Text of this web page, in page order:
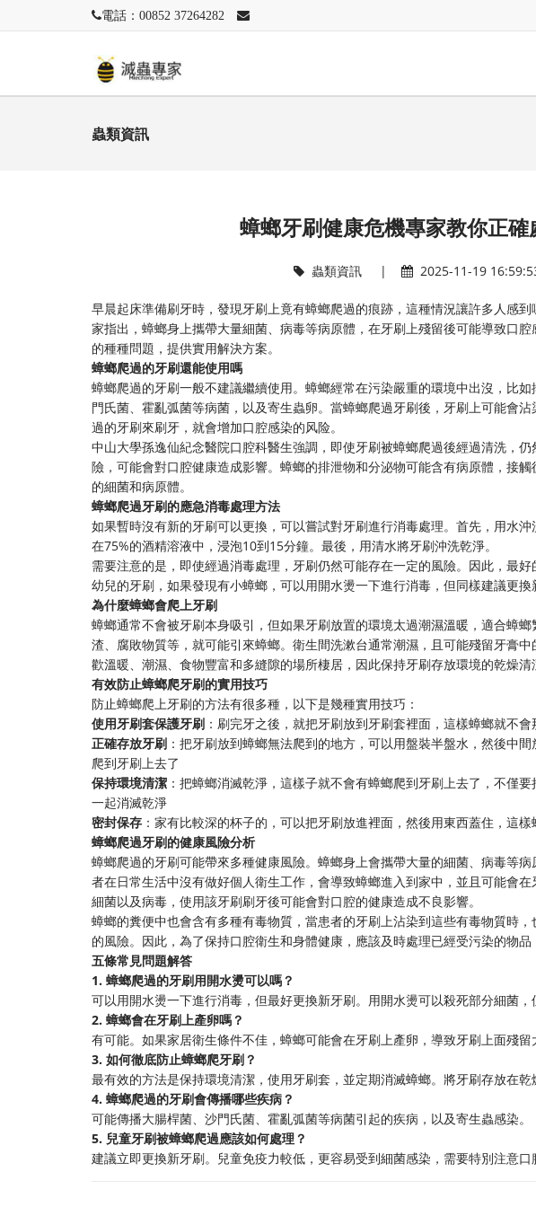
電話：00852 37264282
蟲類資訊
蟑螂牙刷健康危機專家教你正
蟲類資訊 | 2025-11-19
早晨起床準備刷牙時，發現牙刷上竟有蟑螂爬過的痕跡，這種情況讓許多人感
家指出，蟑螂身上攜帶大量細菌、病毒等病原體，在牙刷上殘留後可能導致口
的種種問題，提供實用解決方案。
蟑螂爬過的牙刷還能使用嗎
蟑螂爬過的牙刷一般不建議繼續使用。蟑螂經常在污染嚴重的環境中出沒，比
門氏菌、霍亂弧菌等病菌，以及寄生蟲卵。當蟑螂爬過牙刷後，牙刷上可能會
過的牙刷來刷牙，就會增加口腔感染的风险。
中山大學孫逸仙紀念醫院口腔科醫生強調，即使牙刷被蟑螂爬過後經過清洗，
險，可能會對口腔健康造成影響。蟑螂的排泄物和分泌物可能含有病原體，接
的細菌和病原體。
蟑螂爬過牙刷的應急消毒處理方法
如果暫時沒有新的牙刷可以更換，可以嘗試對牙刷進行消毒處理。首先，用水
在75%的酒精溶液中，浸泡10到15分鐘。最後，用清水將牙刷沖洗乾淨。
需要注意的是，即使經過消毒處理，牙刷仍然可能存在一定的風險。因此，最
幼兒的牙刷，如果發現有小蟑螂，可以用開水燙一下進行消毒，但同樣建議更換
為什麼蟑螂會爬上牙刷
蟑螂通常不會被牙刷本身吸引，但如果牙刷放置的環境太過潮濕溫暖，適合蟑
渣、腐敗物質等，就可能引來蟑螂。衛生間洗漱台通常潮濕，且可能殘留牙膏中
歡溫暖、潮濕、食物豐富和多縫隙的場所棲居，因此保持牙刷存放環境的乾燥清
有效防止蟑螂爬牙刷的實用技巧
防止蟑螂爬上牙刷的方法有很多種，以下是幾種實用技巧：
使用牙刷套保護牙刷 ：刷完牙之後，就把牙刷放到牙刷套裡面，這樣蟑螂就不
正確存放牙刷 ：把牙刷放到蟑螂無法爬到的地方，可以用盤裝半盤水，然後中
爬到牙刷上去了
保持環境清潔 ：把蟑螂消滅乾淨，這樣子就不會有蟑螂爬到牙刷上去了，不僅
一起消滅乾淨
密封保存 ：家有比較深的杯子的，可以把牙刷放進裡面，然後用東西蓋住，這
蟑螂爬過牙刷的健康風險分析
蟑螂爬過的牙刷可能帶來多種健康風險。蟑螂身上會攜帶大量的細菌、病毒等
者在日常生活中沒有做好個人衛生工作，會導致蟑螂進入到家中，並且可能會
細菌以及病毒，使用該牙刷刷牙後可能會對口腔的健康造成不良影響。
蟑螂的糞便中也會含有多種有毒物質，當患者的牙刷上沾染到這些有毒物質時
的風險。因此，為了保持口腔衛生和身體健康，應該及時處理已經受污染的物品
五條常見問題解答
1. 蟑螂爬過的牙刷用開水燙可以嗎？
可以用開水燙一下進行消毒，但最好更換新牙刷。用開水燙可以殺死部分細菌，
2. 蟑螂會在牙刷上產卵嗎？
有可能。如果家居衛生條件不佳，蟑螂可能會在牙刷上產卵，導致牙刷上面殘留
3. 如何徹底防止蟑螂爬牙刷？
最有效的方法是保持環境清潔，使用牙刷套，並定期消滅蟑螂。將牙刷存放在乾
4. 蟑螂爬過的牙刷會傳播哪些疾病？
可能傳播大腸桿菌、沙門氏菌、霍亂弧菌等病菌引起的疾病，以及寄生蟲感染。
5. 兒童牙刷被蟑螂爬過應該如何處理？
建議立即更換新牙刷。兒童免疫力較低，更容易受到細菌感染，需要特別注意口